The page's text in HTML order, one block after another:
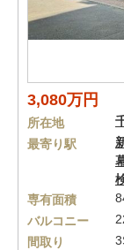
3,080万円
所在地
最寄り駅
専有面積
バルコニー
間取り